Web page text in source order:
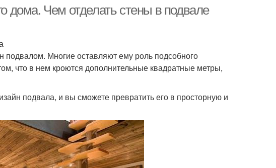
дома. Чем отделать стены в подвале
подвалом. Многие оставляют ему роль подсобного
что в нем кроются дополнительные квадратные метры,
подвала, и вы сможете превратить его в просторную и